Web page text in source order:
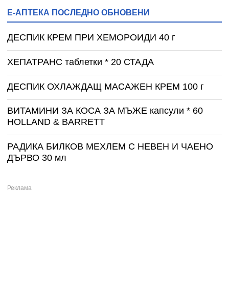
Е-АПТЕКА ПОСЛЕДНО ОБНОВЕНИ
ДЕСПИК КРЕМ ПРИ ХЕМОРОИДИ 40 г
ХЕПАТРАНС таблетки * 20 СТАДА
ДЕСПИК ОХЛАЖДАЩ МАСАЖЕН КРЕМ 100 г
ВИТАМИНИ ЗА КОСА ЗА МЪЖЕ капсули * 60
HOLLAND & BARRETT
РАДИКА БИЛКОВ МЕХЛЕМ С НЕВЕН И ЧАЕНО
ДЪРВО 30 мл